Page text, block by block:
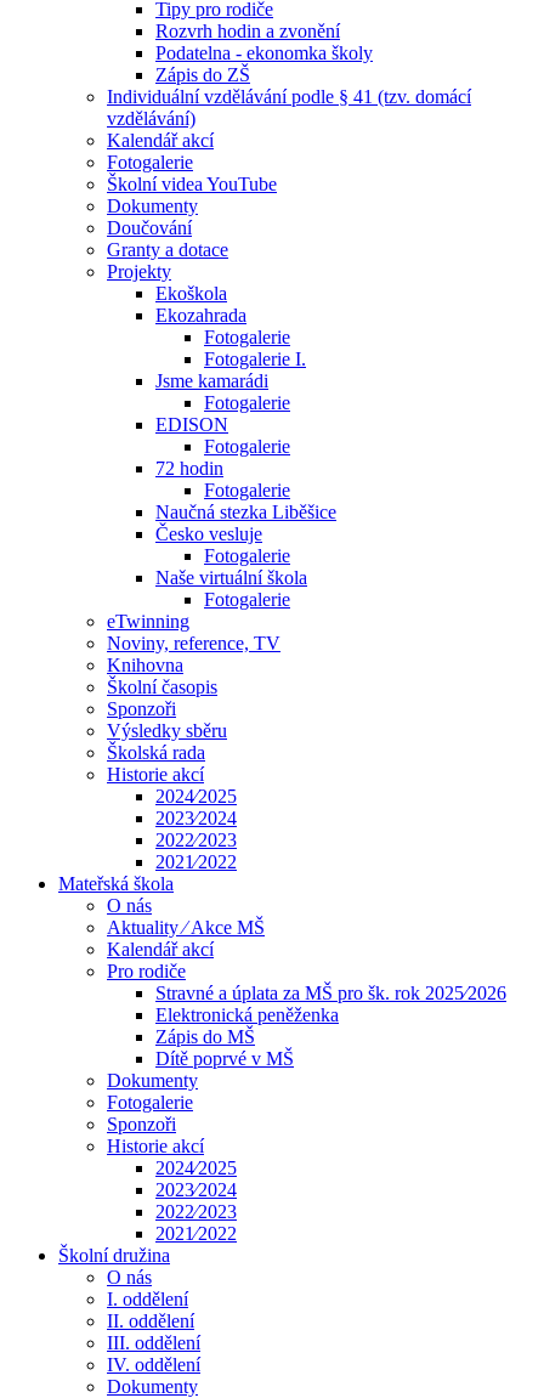
Tipy pro rodiče
Rozvrh hodin a zvonění
Podatelna - ekonomka školy
Zápis do ZŠ
Individuální vzdělávání podle § 41 (tzv. domácí
vzdělávání)
Kalendář akcí
Fotogalerie
Školní videa YouTube
Dokumenty
Doučování
Granty a dotace
Projekty
Ekoškola
Ekozahrada
Fotogalerie
Fotogalerie I.
Jsme kamarádi
Fotogalerie
EDISON
Fotogalerie
72 hodin
Fotogalerie
Naučná stezka Liběšice
Česko vesluje
Fotogalerie
Naše virtuální škola
Fotogalerie
eTwinning
Noviny, reference, TV
Knihovna
Školní časopis
Sponzoři
Výsledky sběru
Školská rada
Historie akcí
2024⁄2025
2023⁄2024
2022⁄2023
2021⁄2022
Mateřská škola
O nás
Aktuality ⁄ Akce MŠ
Kalendář akcí
Pro rodiče
Stravné a úplata za MŠ pro šk. rok 2025⁄2026
Elektronická peněženka
Zápis do MŠ
Dítě poprvé v MŠ
Dokumenty
Fotogalerie
Sponzoři
Historie akcí
2024⁄2025
2023⁄2024
2022⁄2023
2021⁄2022
Školní družina
O nás
I. oddělení
II. oddělení
III. oddělení
IV. oddělení
Dokumenty